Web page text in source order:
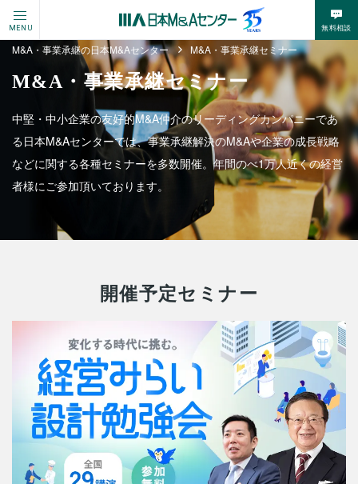
MENU 無料相談
M&A・事業承継の日本M&Aセンター M&A・事業承継セミナー
M&A・事業承継セミナー
中堅・中小企業の友好的M&A仲介のリーディングカンパニーであ
る日本M&Aセンターでは、事業承継解決のM&Aや企業の成長戦略
などに関する各種セミナーを多数開催。年間のべ1万人近くの経営
者様にご参加頂いております。
開催予定セミナー